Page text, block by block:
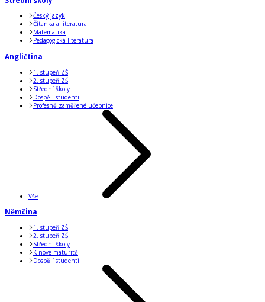
Český jazyk
Čítanka a literatura
Matematika
Pedagogická literatura
Angličtina
1. stupeň ZŠ
2. stupeň ZŠ
Střední školy
Dospělí studenti
Profesně zaměřené učebnice
Vše
Němčina
1. stupeň ZŠ
2. stupeň ZŠ
Střední školy
K nové maturitě
Dospělí studenti